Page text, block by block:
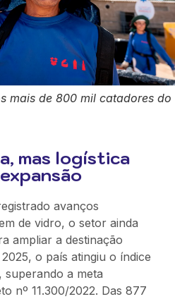
mais de 800 mil catadores do
mas logística
avanços
de vidro, o setor ainda
ampliar a destinação
o país atingiu o índice
superando a meta
nº 11.300/2022. Das 877